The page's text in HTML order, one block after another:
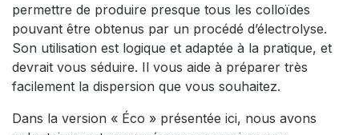
permettre de produire presque tous les colloïdes
pouvant être obtenus par un procédé d’électrolyse.
Son utilisation est logique et adaptée à la pratique, et
devrait vous séduire. Il vous aide à préparer très
facilement la dispersion que vous souhaitez.
Dans la version « Éco » présentée ici, nous avons